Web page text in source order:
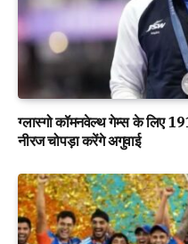
ग्लास्गो कॉमनवेल्थ गेम्स के लिए
नीरज चोपड़ा करेंगे अगुवाई